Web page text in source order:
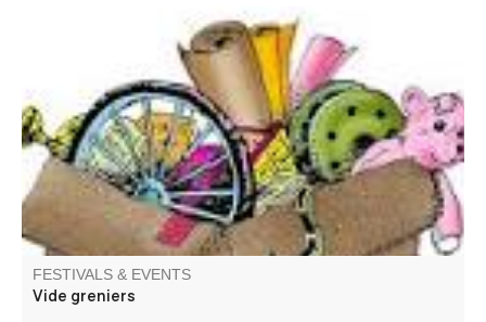
Venez chiner dans les rues et places du village. Jouets,
objets de décoration, livres, vêtements.
FESTIVALS & EVENTS
Vide greniers